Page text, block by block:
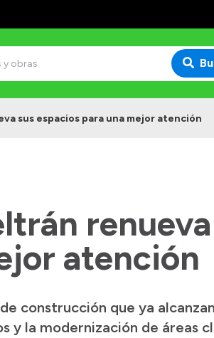
sus espacios para una mejor atención
atención
construcción que ya
y la modernización de áreas